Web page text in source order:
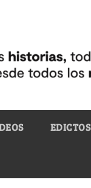
EDICTOS